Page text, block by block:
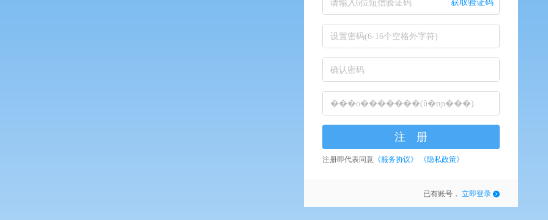
请输入6位短信验证码 获取验证码
设置密码(6-16个空格外字符)
确认密码
���о�������(û�пɲ���)
注 册
注册即代表同意 《服务协议》 《隐私政策》
已有账号， 立即登录